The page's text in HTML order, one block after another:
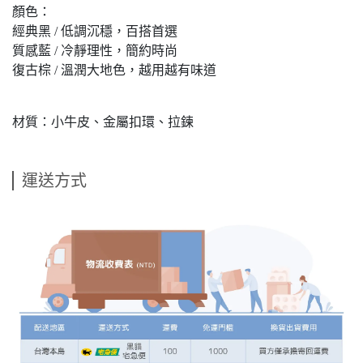
顏色：
經典黑 / 低調沉穩，百搭首選
質感藍 / 冷靜理性，簡約時尚
復古棕 / 溫潤大地色，越用越有味道
材質：小牛皮、金屬扣環、拉鍊
運送方式